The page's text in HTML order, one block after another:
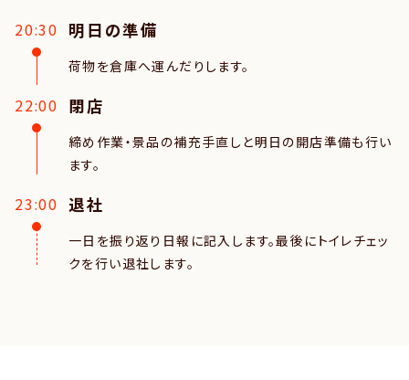
20:30 明日の準備
荷物を倉庫へ運んだりします。
22:00 閉店
締め作業・景品の補充手直しと明日の開店準備も行い
ます。
23:00 退社
一日を振り返り日報に記入します。最後にトイレチェッ
クを行い退社します。